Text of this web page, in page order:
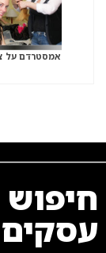
אמסטרדם על
עסקים